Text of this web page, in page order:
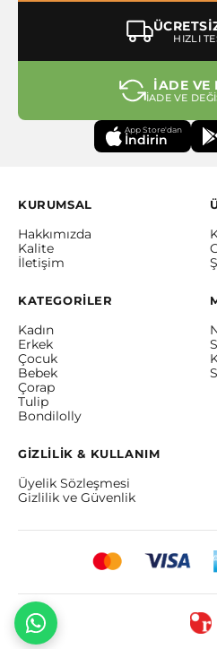
HIZLI
İADE VE
İADE VE
App Store'dan
İndirin
KURUMSAL
Hakkımızda
Kalite
İletişim
KATEGORİLER
Kadın
Erkek
Çocuk
Bebek
Çorap
Tulip
Bondilolly
GİZLİLİK & KULLANIM
Üyelik Sözleşmesi
Gizlilik ve Güvenlik